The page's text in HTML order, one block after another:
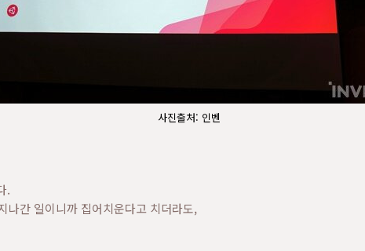
사진출처: 인벤
.
나간 일이니까 집어치운다고 치더라도,